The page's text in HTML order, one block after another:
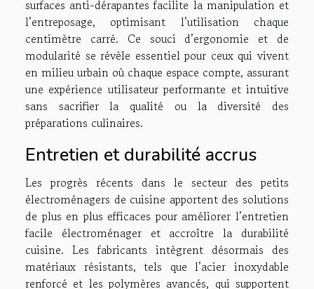
surfaces anti-dérapantes facilite la manipulation et
l’entreposage, optimisant l’utilisation chaque
centimètre carré. Ce souci d’ergonomie et de
modularité se révèle essentiel pour ceux qui vivent
en milieu urbain où chaque espace compte, assurant
une expérience utilisateur performante et intuitive
sans sacrifier la qualité ou la diversité des
préparations culinaires.
Entretien et durabilité accrus
Les progrès récents dans le secteur des petits
électroménagers de cuisine apportent des solutions
de plus en plus efficaces pour améliorer l’entretien
facile électroménager et accroître la durabilité
cuisine. Les fabricants intègrent désormais des
matériaux résistants, tels que l’acier inoxydable
renforcé et les polymères avancés, qui supportent